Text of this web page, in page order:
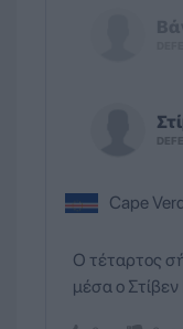
Cape
Ο τέταρτος
μέσα ο